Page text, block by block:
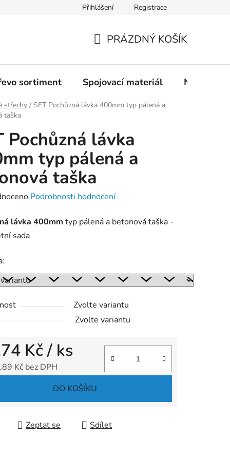
Přihlášení Registrace
KOŠÍK
PRÁZDNÝ KOŠÍK
sortiment Spojovací materiál Nářadí
střechy / SET Pochůzná lávka 400mm typ pálená a
taška
Pochůzná lávka
typ pálená a
taška
Podrobnosti hodnocení
lávka 400mm typ pálená a betonová taška -
sada
Zvolte variantu
Zvolte variantu
Kč/ ks
Kč bez DPH
DO KOŠÍKU
Zeptat se Sdílet